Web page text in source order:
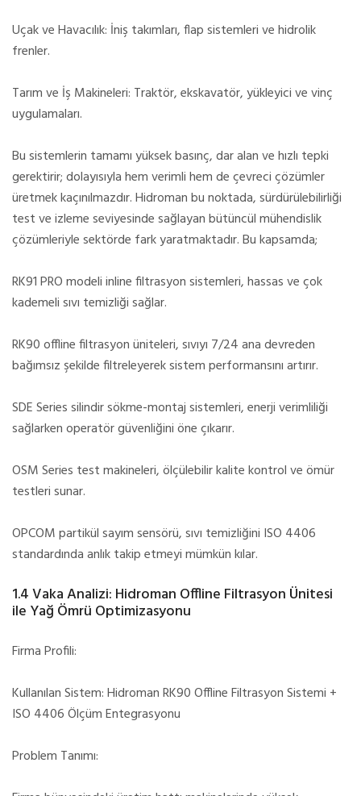
Uçak ve Havacılık: İniş takımları, flap sistemleri ve hidrolik
frenler.
Tarım ve İş Makineleri: Traktör, ekskavatör, yükleyici ve vinç
uygulamaları.
Bu sistemlerin tamamı yüksek basınç, dar alan ve hızlı tepki
gerektirir; dolayısıyla hem verimli hem de çevreci çözümler
üretmek kaçınılmazdır. Hidroman bu noktada, sürdürülebilirliği
test ve izleme seviyesinde sağlayan bütüncül mühendislik
çözümleriyle sektörde fark yaratmaktadır. Bu kapsamda;
RK91 PRO modeli inline filtrasyon sistemleri, hassas ve çok
kademeli sıvı temizliği sağlar.
RK90 offline filtrasyon üniteleri, sıvıyı 7/24 ana devreden
bağımsız şekilde filtreleyerek sistem performansını artırır.
SDE Series silindir sökme-montaj sistemleri, enerji verimliliği
sağlarken operatör güvenliğini öne çıkarır.
OSM Series test makineleri, ölçülebilir kalite kontrol ve ömür
testleri sunar.
OPCOM partikül sayım sensörü, sıvı temizliğini ISO 4406
standardında anlık takip etmeyi mümkün kılar.
1.4 Vaka Analizi: Hidroman Offline Filtrasyon Ünitesi
ile Yağ Ömrü Optimizasyonu
Firma Profili:
Kullanılan Sistem: Hidroman RK90 Offline Filtrasyon Sistemi +
ISO 4406 Ölçüm Entegrasyonu
Problem Tanımı: